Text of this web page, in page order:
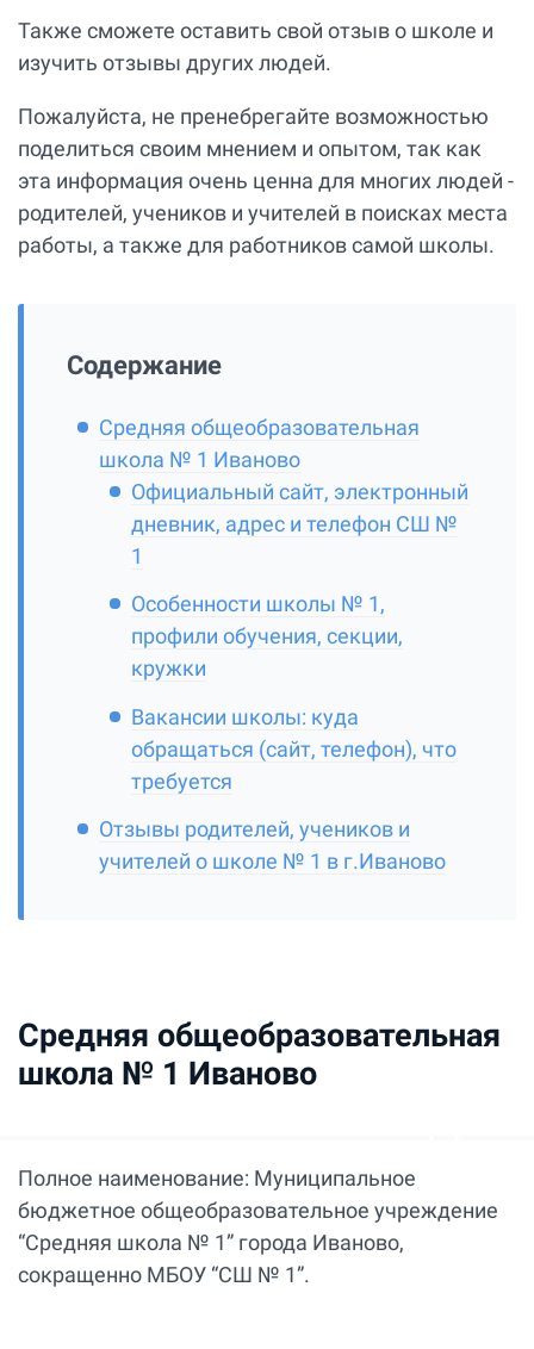
Также сможете оставить свой отзыв о школе и
изучить отзывы других людей.
Пожалуйста, не пренебрегайте возможностью
поделиться своим мнением и опытом, так как
эта информация очень ценна для многих людей -
родителей, учеников и учителей в поисках места
работы, а также для работников самой школы.
Содержание
Средняя общеобразовательная
школа № 1 Иваново
Официальный сайт, электронный
дневник, адрес и телефон СШ №
1
Особенности школы № 1,
профили обучения, секции,
кружки
Вакансии школы: куда
обращаться (сайт, телефон), что
требуется
Отзывы родителей, учеников и
учителей о школе № 1 в г.Иваново
Средняя общеобразовательная
школа № 1 Иваново
Полное наименование: Муниципальное
бюджетное общеобразовательное учреждение
“Средняя школа № 1” города Иваново,
сокращенно МБОУ “СШ № 1”.